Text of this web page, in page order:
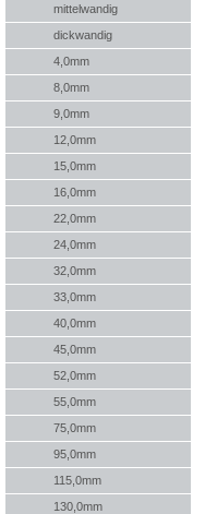
mittelwandig
dickwandig
4,0mm
8,0mm
9,0mm
12,0mm
15,0mm
16,0mm
22,0mm
24,0mm
32,0mm
33,0mm
40,0mm
45,0mm
52,0mm
55,0mm
75,0mm
95,0mm
115,0mm
130,0mm